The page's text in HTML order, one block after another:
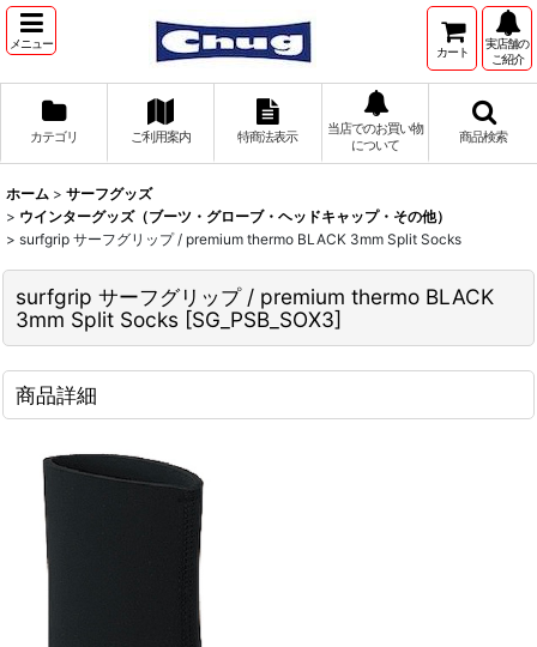
メニュー
カート
実店舗の
ご紹介
カテゴリ ご利用案内 特商法表示
当店でのお買い物
について
商品検索
ホーム > サーフグッズ
> ウインターグッズ（ブーツ・グローブ・ヘッドキャップ・その他）
> surfgrip サーフグリップ / premium thermo BLACK 3mm Split Socks
surfgrip サーフグリップ / premium thermo BLACK
3mm Split Socks [SG_PSB_SOX3]
商品詳細